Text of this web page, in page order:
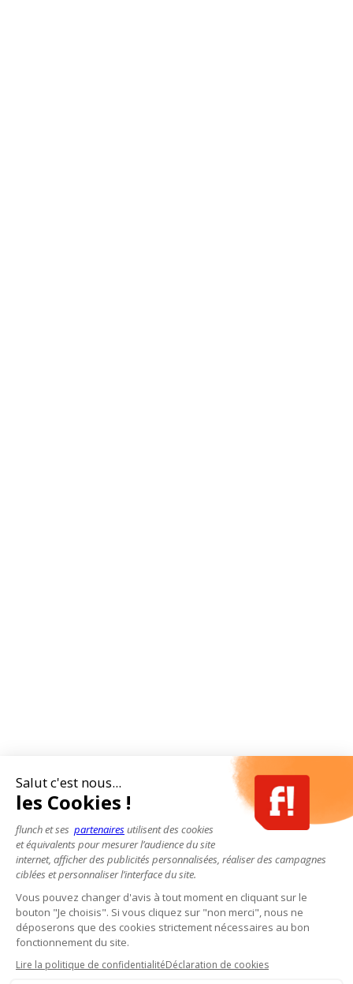
Salut c'est nous...
les Cookies !
flunch et ses partenairesutilisent des cookies
et équivalents pour mesurer l’audience du site
internet, afficher des publicités personnalisées, réaliser des campagnes
ciblées et personnaliser l’interface du site.
Vous pouvez changer d'avis à tout moment en cliquant sur le
bouton "Je choisis". Si vous cliquez sur "non merci", nous ne
déposerons que des cookies strictement nécessaires au bon
fonctionnement du site.
Lire la politique de confidentialitéDéclaration de cookies